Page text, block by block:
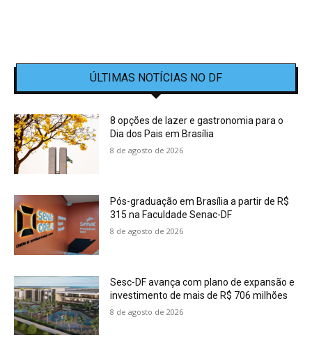
ÚLTIMAS NOTÍCIAS NO DF
8 opções de lazer e gastronomia para o
Dia dos Pais em Brasília
8 de agosto de 2026
Pós-graduação em Brasília a partir de R$
315 na Faculdade Senac-DF
8 de agosto de 2026
Sesc-DF avança com plano de expansão e
investimento de mais de R$ 706 milhões
8 de agosto de 2026